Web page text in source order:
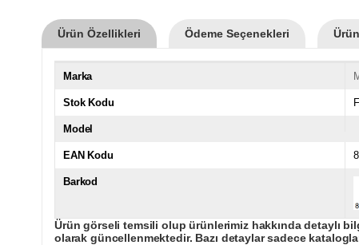
Ürün Özellikleri Ödeme Seçenekleri
Marka
Stok Kodu
Model
EAN Kodu
Barkod
Ürün görseli temsili olup ürünlerimiz hakkında detaylı
olarak güncellenmektedir. Bazı detaylar sadece